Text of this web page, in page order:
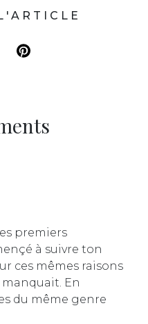
premiers
à suivre ton
ces mêmes raisons
En
du même genre